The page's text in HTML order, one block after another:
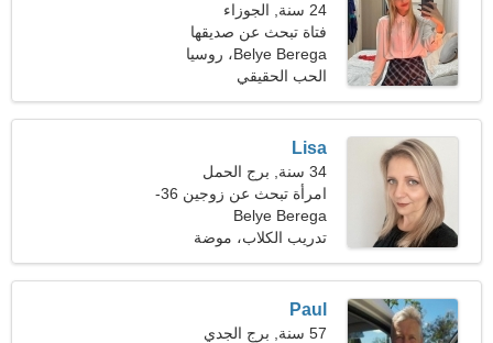
24 سنة, الجوزاء
فتاة تبحث عن صديقها
Belye Berega، روسيا
الحب الحقيقي
Lisa
34 سنة, برج الحمل
امرأة تبحث عن زوجين 36-
46
Belye Berega
تدريب الكلاب، موضة
Paul
57 سنة, برج الجدي